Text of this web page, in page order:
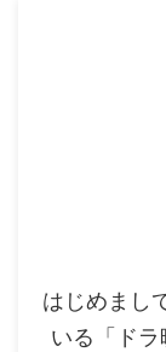
はじめまし
いる「ド